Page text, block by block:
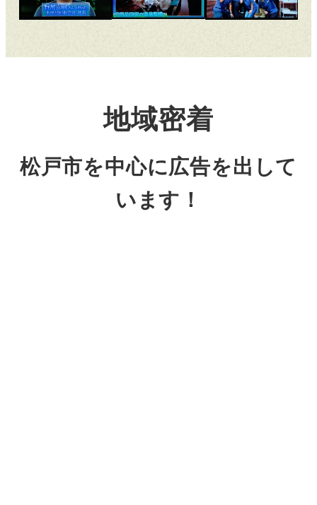
地域密着
松戸市を中心に広告を出して
います！